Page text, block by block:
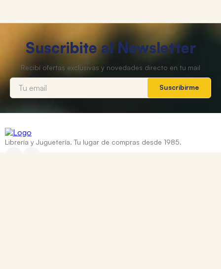
Suscribite al Newsletter
Suscribirme
Librería y Juguetería. Tu lugar de compras desde 1985.